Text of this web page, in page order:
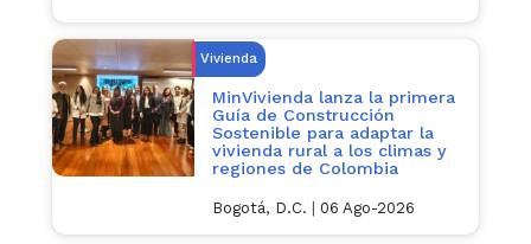
Vivienda
MinVivienda lanza la primera
Guía de Construcción
Sostenible para adaptar la
vivienda rural a los climas y
regiones de Colombia
Bogotá, D.C. 06 Ago-2026